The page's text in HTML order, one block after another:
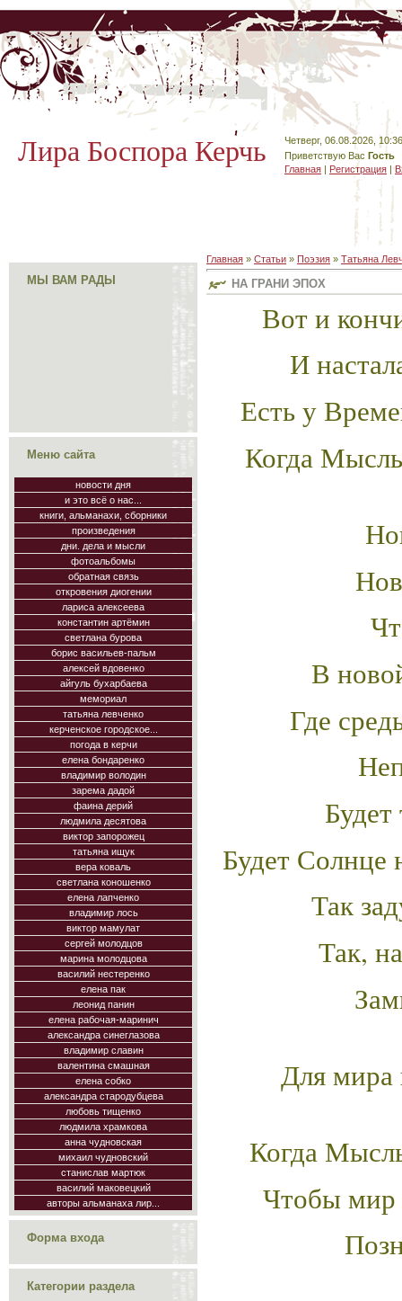
Лира Боспора Керчь
Четверг, 06.08.2026, 10:36
Приветствую Вас Гость
Главная | Регистрация |
МЫ ВАМ РАДЫ
Меню сайта
новости дня
и это всё о нас...
книги, альманахи, сборники
произведения
дни. дела и мысли
фотоальбомы
обратная связь
откровения диогении
лариса алексеева
константин артёмин
светлана бурова
борис васильев-пальм
алексей вдовенко
айгуль бухарбаева
мемориал
татьяна левченко
керченское городское...
погода в керчи
елена бондаренко
владимир володин
зарема дадой
фаина дерий
людмила десятова
виктор запорожец
татьяна ищук
вера коваль
светлана коношенко
елена лапченко
владимир лось
виктор мамулат
сергей молодцов
марина молодцова
василий нестеренко
елена пак
леонид панин
елена рабочая-маринич
александра синеглазова
владимир славин
валентина смашная
елена собко
александра стародубцева
любовь тищенко
людмила храмкова
анна чудновская
михаил чудновский
станислав мартюк
василий маковецкий
авторы альманаха лир...
Форма входа
Категории раздела
Главная » Статьи » Поэзия » Татьяна
НА ГРАНИ ЭПОХ
Вот и
И
Есть у
Когда
В
Где
Будет
Так
Так,
Для мира
Когда
Чтобы мир